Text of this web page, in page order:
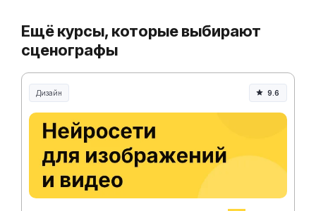
Ещё курсы, которые выбирают
сценографы
Дизайн 9.6